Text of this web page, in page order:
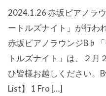
2024.1.26 赤坂ピアノラ
ートルズナイト」が行わ
赤坂ピアノラウンジB♭
トルズナイト」は、２月
ひ皆様お越しください。
List】 1 Fro […]